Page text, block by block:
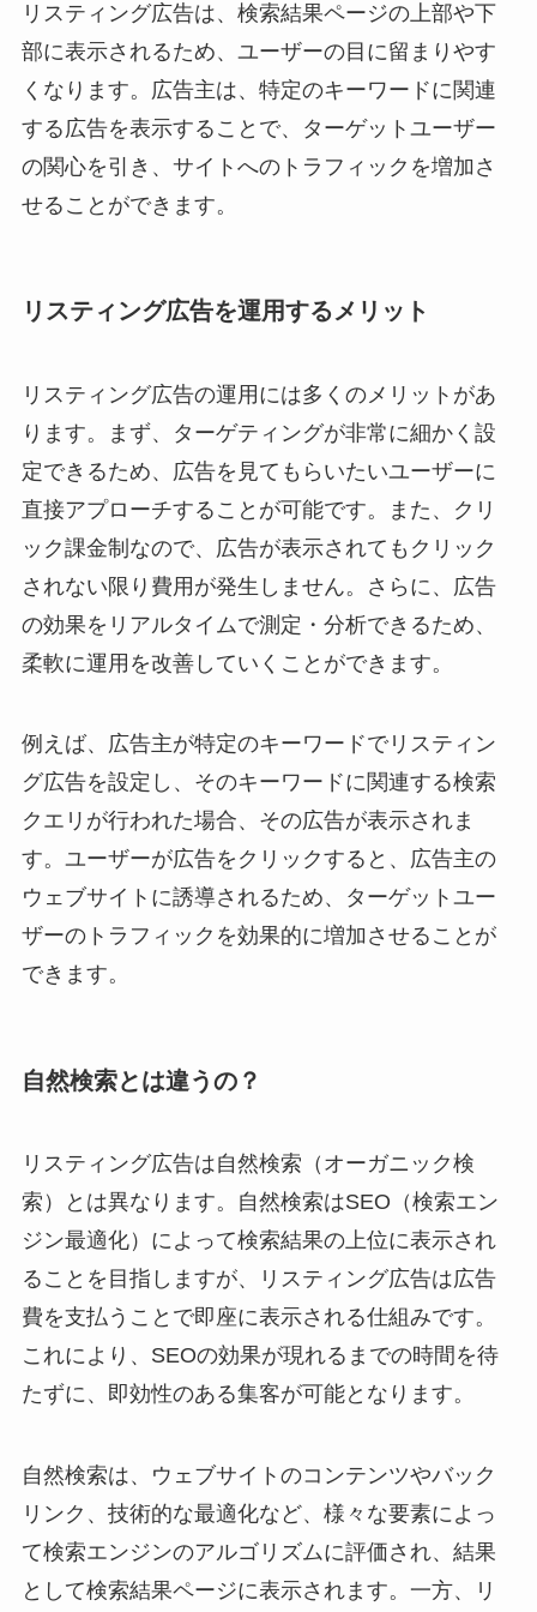
リスティング広告は、検索結果ページの上部や下
部に表示されるため、ユーザーの目に留まりやす
くなります。広告主は、特定のキーワードに関連
する広告を表示することで、ターゲットユーザー
の関心を引き、サイトへのトラフィックを増加さ
せることができます。
リスティング広告を運用するメリット
リスティング広告の運用には多くのメリットがあ
ります。まず、ターゲティングが非常に細かく設
定できるため、広告を見てもらいたいユーザーに
直接アプローチすることが可能です。また、クリ
ック課金制なので、広告が表示されてもクリック
されない限り費用が発生しません。さらに、広告
の効果をリアルタイムで測定・分析できるため、
柔軟に運用を改善していくことができます。
例えば、広告主が特定のキーワードでリスティン
グ広告を設定し、そのキーワードに関連する検索
クエリが行われた場合、その広告が表示されま
す。ユーザーが広告をクリックすると、広告主の
ウェブサイトに誘導されるため、ターゲットユー
ザーのトラフィックを効果的に増加させることが
できます。
自然検索とは違うの？
リスティング広告は自然検索（オーガニック検
索）とは異なります。自然検索はSEO（検索エン
ジン最適化）によって検索結果の上位に表示され
ることを目指しますが、リスティング広告は広告
費を支払うことで即座に表示される仕組みです。
これにより、SEOの効果が現れるまでの時間を待
たずに、即効性のある集客が可能となります。
自然検索は、ウェブサイトのコンテンツやバック
リンク、技術的な最適化など、様々な要素によっ
て検索エンジンのアルゴリズムに評価され、結果
として検索結果ページに表示されます。一方、リ